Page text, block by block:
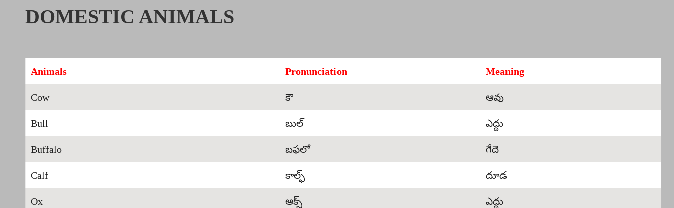
DOMESTIC ANIMALS
Animals Pronunciation Meaning
Cow కౌ ఆవు
Bull బుల్ ఎద్దు
Buffalo బఫలో గేదె
Calf కాల్ఫ్ దూడ
Ox ఆక్స్ ఎద్దు